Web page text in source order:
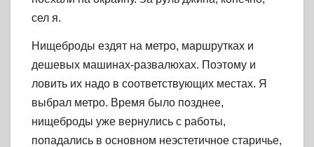
сел я.
Нищеброды ездят на метро, маршрутках и
дешевых машинах-развалюхах. Поэтому и
ловить их надо в соответствующих местах. Я
выбрал метро. Время было позднее,
нищеброды уже вернулись с работы,
попадались в основном неэстетичное старичье,